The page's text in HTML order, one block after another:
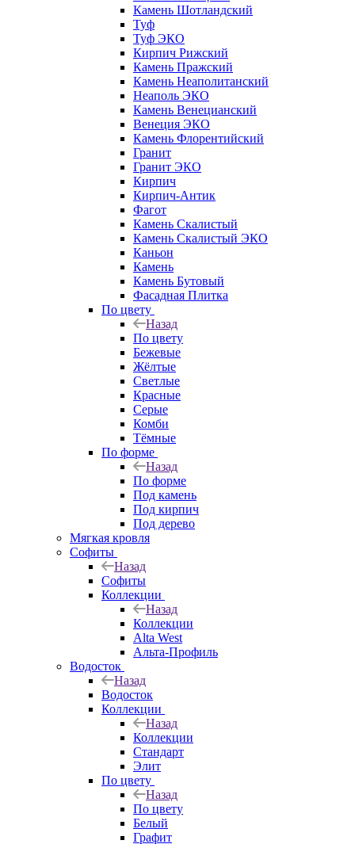
Камень Шотландский
Туф
Туф ЭКО
Кирпич Рижский
Камень Пражский
Камень Неаполитанский
Неаполь ЭКО
Камень Венецианский
Венеция ЭКО
Камень Флорентийский
Гранит
Гранит ЭКО
Кирпич
Кирпич-Антик
Фагот
Камень Скалистый
Камень Скалистый ЭКО
Каньон
Камень
Камень Бутовый
Фасадная Плитка
По цвету
Назад
По цвету
Бежевые
Жёлтые
Светлые
Красные
Серые
Комби
Тёмные
По форме
Назад
По форме
Под камень
Под кирпич
Под дерево
Мягкая кровля
Софиты
Назад
Софиты
Коллекции
Назад
Коллекции
Alta West
Альта-Профиль
Водосток
Назад
Водосток
Коллекции
Назад
Коллекции
Стандарт
Элит
По цвету
Назад
По цвету
Белый
Графит